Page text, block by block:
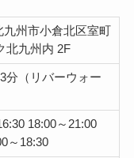
九州市小倉北区室町
北九州内 2F
分（リバーウォー
18:00～21:00
～18:30